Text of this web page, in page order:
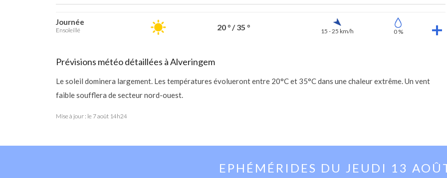
Journée
Ensoleillé 20 ° / 35 ° 15 - 25 km/h 0 %
Prévisions météo détaillées à Alveringem
Le soleil dominera largement. Les températures évolueront entre 20°C et 35°C dans une chaleur extrême. Un vent
faible soufflera de secteur nord-ouest.
Mise à jour : le 7 août 14h24
EPHÉMÉRIDES DU JEUDI 13